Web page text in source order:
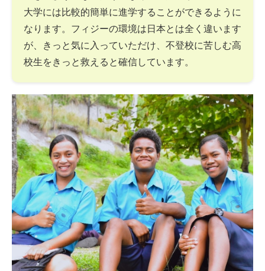
大学には比較的簡単に進学することができるように
なります。フィジーの環境は日本とは全く違います
が、きっと気に入っていただけ、不登校に苦しむ高
校生をきっと救えると確信しています。